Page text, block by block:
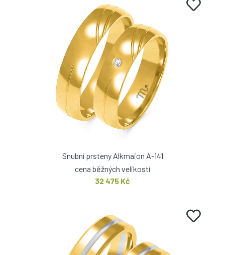
Snubní prsteny Alkmaion A-141
cena běžných velikostí
32 475 Kč